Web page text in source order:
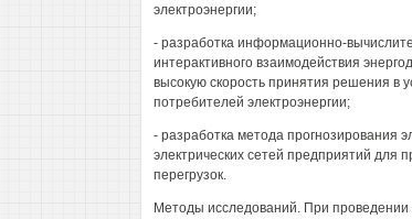
электроэнергии;
- разработка информационно-
интерактивного взаимодействия
высокую скорость принятия решения в
потребителей электроэнергии;
- разработка метода прогнозирования
электрических сетей предприятий
перегрузок.
Методы исследований. При